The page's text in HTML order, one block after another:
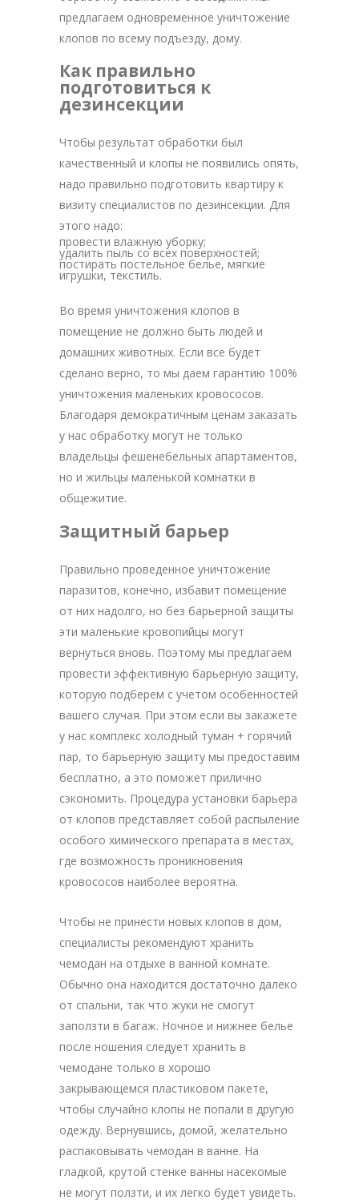
предлагаем одновременное уничтожение
клопов по всему подъезду, дому.
Как правильно
подготовиться к
дезинсекции
Чтобы результат обработки был
качественный и клопы не появились опять,
надо правильно подготовить квартиру к
визиту специалистов по дезинсекции. Для
этого надо:
провести влажную уборку;
удалить пыль со всех поверхностей;
постирать постельное белье, мягкие
игрушки, текстиль.
Во время уничтожения клопов в
помещение не должно быть людей и
домашних животных. Если все будет
сделано верно, то мы даем гарантию 100%
уничтожения маленьких кровососов.
Благодаря демократичным ценам заказать
у нас обработку могут не только
владельцы фешенебельных апартаментов,
но и жильцы маленькой комнатки в
общежитие.
Защитный барьер
Правильно проведенное уничтожение
паразитов, конечно, избавит помещение
от них надолго, но без барьерной защиты
эти маленькие кровопийцы могут
вернуться вновь. Поэтому мы предлагаем
провести эффективную барьерную защиту,
которую подберем с учетом особенностей
вашего случая. При этом если вы закажете
у нас комплекс холодный туман + горячий
пар, то барьерную защиту мы предоставим
бесплатно, а это поможет прилично
сэкономить. Процедура установки барьера
от клопов представляет собой распыление
особого химического препарата в местах,
где возможность проникновения
кровососов наиболее вероятна.
Чтобы не принести новых клопов в дом,
специалисты рекомендуют хранить
чемодан на отдыхе в ванной комнате.
Обычно она находится достаточно далеко
от спальни, так что жуки не смогут
заползти в багаж. Ночное и нижнее белье
после ношения следует хранить в
чемодане только в хорошо
закрывающемся пластиковом пакете,
чтобы случайно клопы не попали в другую
одежду. Вернувшись, домой, желательно
распаковывать чемодан в ванне. На
гладкой, крутой стенке ванны насекомые
не могут ползти, и их легко будет увидеть.